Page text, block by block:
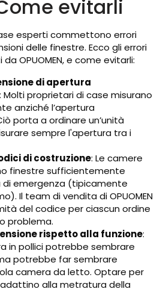
evitarli
esperti commettono errori
delle finestre. Ecco gli errori
OPUOMEN, e come evitarli:
di apertura
: Molti proprietari di case misurano
anziché l’apertura
porta a ordinare un’unità
sempre l'apertura tra i
di costruzione: Le camere
finestre sufficientemente
di emergenza (tipicamente
Il team di vendita di OPUOMEN
del codice per ciascun ordine
problema.
rispetto alla funzione:
in pollici potrebbe sembrare
potrebbe far sembrare
camera da letto. Optare per
alla metratura della